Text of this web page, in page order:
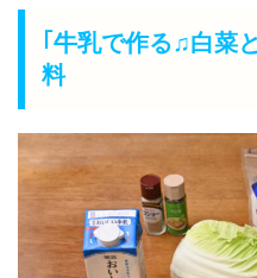
｢牛乳で作る♫白菜
料